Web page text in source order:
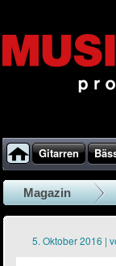
Gitarren
Magazin
5. Oktober 2016 |